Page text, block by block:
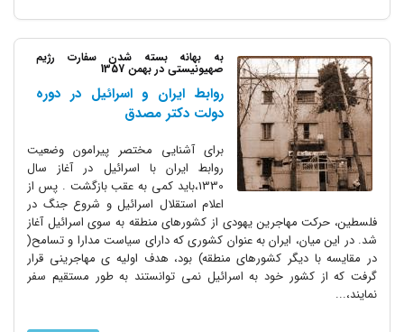
به بهانه بسته شدن سفارت رژیم
صهیونیستی در بهمن 1357
روابط ایران و اسرائیل در دوره
دولت دکتر مصدق
برای آشنایی مختصر پیرامون وضعیت
روابط ایران با اسرائیل در آغاز سال
1330،باید کمی به عقب بازگشت . پس از
اعلام استقلال اسرائیل و شروع جنگ در
فلسطین، حرکت مهاجرین یهودی از کشورهای منطقه به سوی اسرائیل آغاز
شد. در این میان، ایران به عنوان کشوری که دارای سیاست مدارا و تسامح(
در مقایسه با دیگر کشورهای منطقه) بود، هدف اولیه ی مهاجرینی قرار
گرفت که از کشور خود به اسرائیل نمی توانستند به طور مستقیم سفر
نمایند،...